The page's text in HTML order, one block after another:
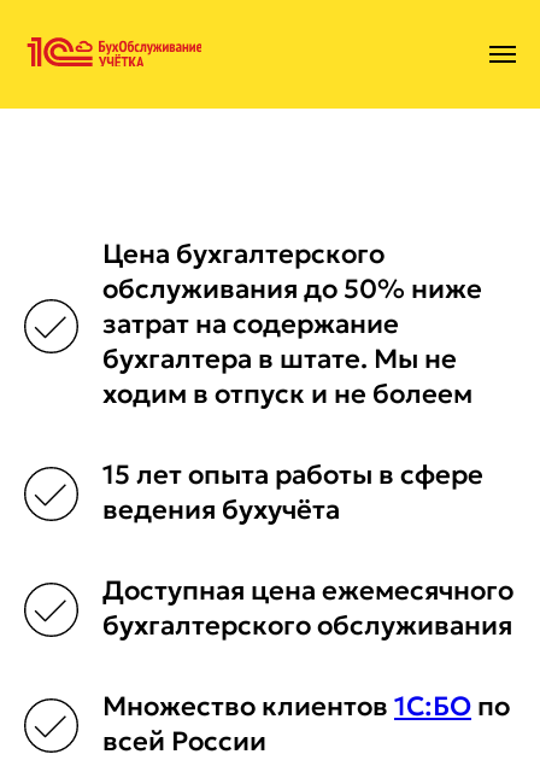
Цена бухгалтерского
обслуживания до 50% ниже
затрат на содержание
бухгалтера в штате. Мы не
ходим в отпуск и не болеем
15 лет опыта работы в сфере
ведения бухучёта
Доступная цена ежемесячного
бухгалтерского обслуживания
Множество клиентов 1С:БО по
всей России